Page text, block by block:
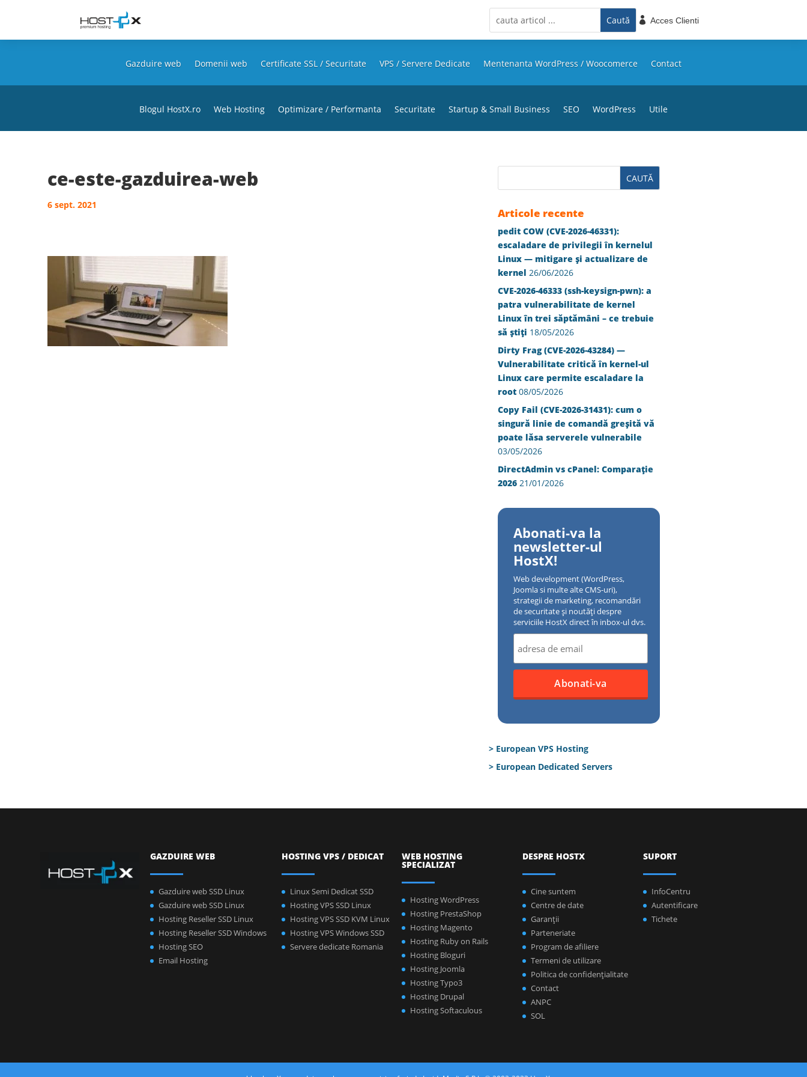
 Acces Clienti
Gazduire web Domenii web Certificate SSL / Securitate VPS / Servere Dedicate Mentenanta WordPress / Woocomerce Contact
Blogul HostX.ro Web Hosting Optimizare / Performanta Securitate Startup & Small Business SEO WordPress Utile
ce-este-gazduirea-web
6 sept. 2021
Articole recente
pedit COW (CVE-2026-46331):
escaladare de privilegii în kernelul
Linux — mitigare și actualizare de
kernel 26/06/2026
CVE-2026-46333 (ssh-keysign-pwn): a
patra vulnerabilitate de kernel
Linux în trei săptămâni – ce trebuie
să știți 18/05/2026
Dirty Frag (CVE-2026-43284) —
Vulnerabilitate critică în kernel-ul
Linux care permite escaladare la
root 08/05/2026
Copy Fail (CVE-2026-31431): cum o
singură linie de comandă greșită vă
poate lăsa serverele vulnerabile
03/05/2026
DirectAdmin vs cPanel: Comparație
2026 21/01/2026
Abonati-va la
newsletter-ul
HostX!
Web development (WordPress,
Joomla si multe alte CMS-uri),
strategii de marketing, recomandări
de securitate și noutăți despre
serviciile HostX direct în inbox-ul dvs.
> European VPS Hosting
> European Dedicated Servers
GAZDUIRE WEB
Gazduire web SSD Linux
Gazduire web SSD Linux
Hosting Reseller SSD Linux
Hosting Reseller SSD Windows
Hosting SEO
Email Hosting
HOSTING VPS / DEDICAT
Linux Semi Dedicat SSD
Hosting VPS SSD Linux
Hosting VPS SSD KVM Linux
Hosting VPS Windows SSD
Servere dedicate Romania
WEB HOSTING
SPECIALIZAT
Hosting WordPress
Hosting PrestaShop
Hosting Magento
Hosting Ruby on Rails
Hosting Bloguri
Hosting Joomla
Hosting Typo3
Hosting Drupal
Hosting Softaculous
DESPRE HOSTX
Cine suntem
Centre de date
Garanţii
Parteneriate
Program de afiliere
Termeni de utilizare
Politica de confidenţialitate
Contact
ANPC
SOL
SUPORT
InfoCentru
Autentificare
Tichete